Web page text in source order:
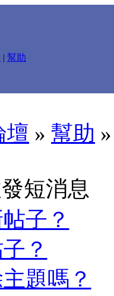
| 幫助
壇 » 幫助
短消息
子？
？
題嗎？